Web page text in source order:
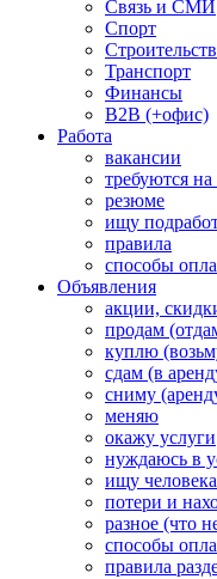
Связь и СМИ
Спорт
Транспорт
Финансы
B2B (+офис)
Работа
вакансии
требуются
резюме
ищу
правила
способы
Объявления
акции,
продам
куплю
сдам (в
сниму
меняю
окажу услуги
нуждаюсь в
ищу
потери и
разное (что
способы
правила